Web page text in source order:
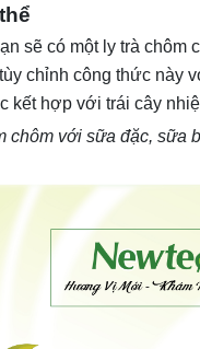
sẽ có một ly trà chôm
chỉnh công thức này
kết hợp với trái cây
chôm với sữa đặc, sữa